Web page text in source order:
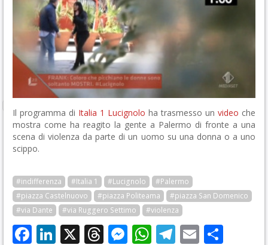
Il programma di Italia 1 Lucignolo ha trasmesso un video che
mostra come ha reagito la gente a Palermo di fronte a una
scena di violenza da parte di un uomo su una donna o a uno
scippo.
#indifferenza #Italia 1 #Lucignolo
#Palermo
#piazza Castelnuovo
#piazza Politeama
#piazza San Domenico
#via Dante
#via Ruggero Settimo #violenza
Facebook
LinkedIn
X Threads
Messenger
WhatsApp
Telegram
Email